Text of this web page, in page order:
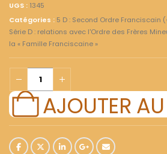
UGS : 1345
Catégories : 5 D : Second Ordre Franciscain
Série D : relations avec l'Ordre des Frères
la « Famille Franciscaine »
AJOUTER